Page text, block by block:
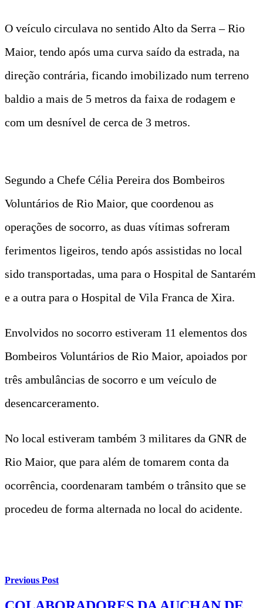
O veículo circulava no sentido Alto da Serra – Rio
Maior, tendo após uma curva saído da estrada, na
direção contrária, ficando imobilizado num terreno
baldio a mais de 5 metros da faixa de rodagem e
com um desnível de cerca de 3 metros.
Segundo a Chefe Célia Pereira dos Bombeiros
Voluntários de Rio Maior, que coordenou as
operações de socorro, as duas vítimas sofreram
ferimentos ligeiros, tendo após assistidas no local
sido transportadas, uma para o Hospital de Santarém
e a outra para o Hospital de Vila Franca de Xira.
Envolvidos no socorro estiveram 11 elementos dos
Bombeiros Voluntários de Rio Maior, apoiados por
três ambulâncias de socorro e um veículo de
desencarceramento.
No local estiveram também 3 militares da GNR de
Rio Maior, que para além de tomarem conta da
ocorrência, coordenaram também o trânsito que se
procedeu de forma alternada no local do acidente.
Previous Post